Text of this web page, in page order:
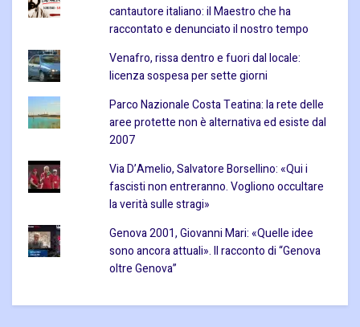
cantautore italiano: il Maestro che ha
raccontato e denunciato il nostro tempo
Venafro, rissa dentro e fuori dal locale:
licenza sospesa per sette giorni
Parco Nazionale Costa Teatina: la rete delle
aree protette non è alternativa ed esiste dal
2007
Via D’Amelio, Salvatore Borsellino: «Qui i
fascisti non entreranno. Vogliono occultare
la verità sulle stragi»
Genova 2001, Giovanni Mari: «Quelle idee
sono ancora attuali». Il racconto di “Genova
oltre Genova”